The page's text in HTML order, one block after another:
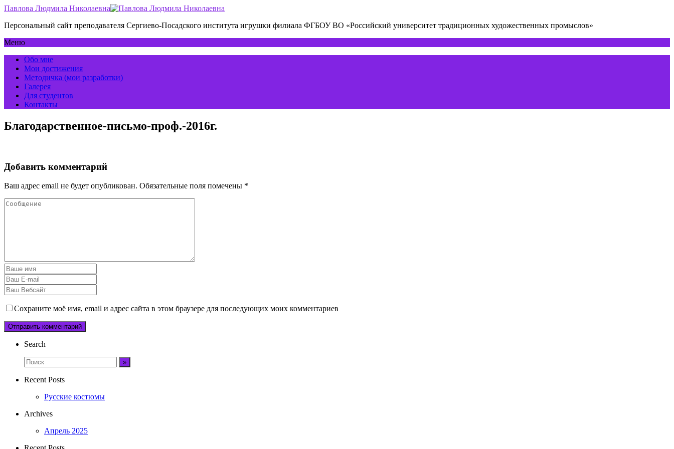
Павлова Людмила Николаевна
Персональный сайт преподавателя Сергиево-Посадского института игрушки филиала ФГБОУ ВО «Российский университет традиционных художественных промыслов»
Меню
Обо мне
Мои достижения
Методичка (мои разработки)
Галерея
Для студентов
Контакты
Благодарственное-письмо-проф.-2016г.
Добавить комментарий
Ваш адрес email не будет опубликован. Обязательные поля помечены *
Сохраните моё имя, email и адрес сайта в этом браузере для последующих моих комментариев
Search
Recent Posts
Русские костюмы
Archives
Апрель 2025